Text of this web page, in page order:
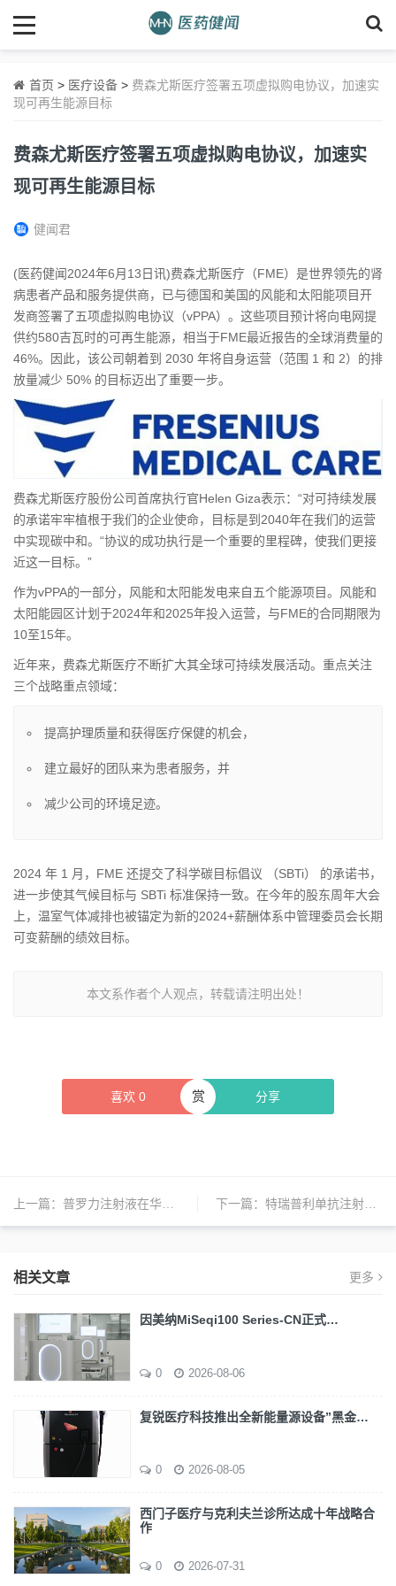
首页 > 医疗设备 > 费森尤斯医疗签署五项虚拟购电协议，加速实
现可再生能源目标
费森尤斯医疗签署五项虚拟购电协议，加速实
现可再生能源目标
健闻君
(医药健闻2024年6月13日讯)费森尤斯医疗（FME）是世界领先的肾
病患者产品和服务提供商，已与德国和美国的风能和太阳能项目开
发商签署了五项虚拟购电协议（vPPA）。这些项目预计将向电网提
供约580吉瓦时的可再生能源，相当于FME最近报告的全球消费量的
46%。因此，该公司朝着到 2030 年将自身运营（范围 1 和 2）的排
放量减少 50% 的目标迈出了重要一步。
费森尤斯医疗股份公司首席执行官Helen Giza表示：“对可持续发展
的承诺牢牢植根于我们的企业使命，目标是到2040年在我们的运营
中实现碳中和。“协议的成功执行是一个重要的里程碑，使我们更接
近这一目标。”
作为vPPA的一部分，风能和太阳能发电来自五个能源项目。风能和
太阳能园区计划于2024年和2025年投入运营，与FME的合同期限为
10至15年。
近年来，费森尤斯医疗不断扩大其全球可持续发展活动。重点关注
三个战略重点领域：
提高护理质量和获得医疗保健的机会，
建立最好的团队来为患者服务，并
减少公司的环境足迹。
2024 年 1 月 ，FME 还提交了科学碳目标倡议 （SBTi） 的承诺书，
进一步使其气候目标与 SBTi 标准保持一致。在今年的股东周年大会
上，温室气体减排也被锚定为新的2024+薪酬体系中管理委员会长期
可变薪酬的绩效目标。
本文系作者个人观点，转载请注明出处！
喜欢 0 分享
赏
上一篇： 普罗力注射液在华获批，为高风险骨折患者提供创新治疗选择 下一篇： 特瑞普利单抗注射液新适应症获国家药监局批准，助力广泛期小细胞肺癌患者延长生存期
相关文章 更多
因美纳MiSeqi100 Series-CN正式…
0 2026-08-06
复锐医疗科技推出全新能量源设备”黑金…
0 2026-08-05
西门子医疗与克利夫兰诊所达成十年战略合
作
0 2026-07-31